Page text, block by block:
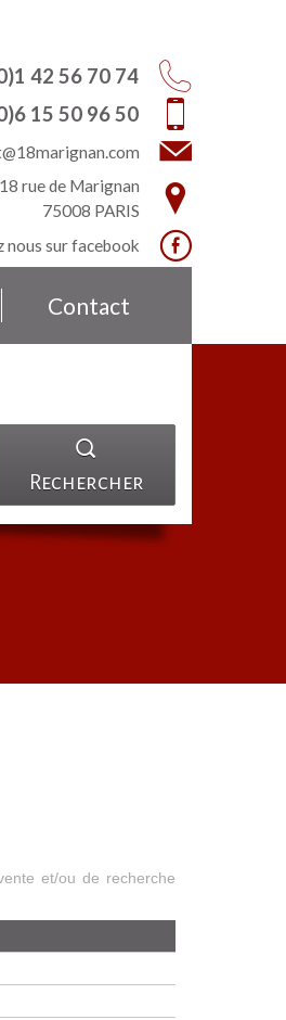
42 56 70 74
15 50 96 50
18 rue de Marignan
75008 PARIS
nous surfacebook
Contact
Rechercher
et/ou de recherche